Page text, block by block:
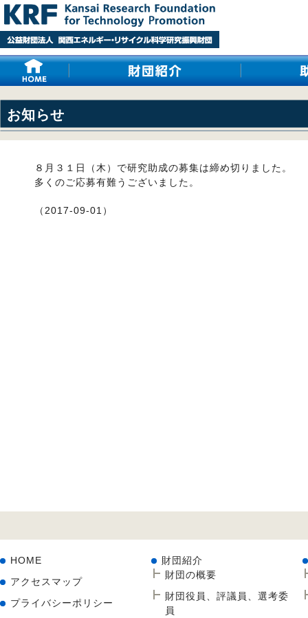
お知らせ
８月３１日（木）で研究助成の募集は締め切りました。
多くのご応募有難うございました。
（2017-09-01）
HOME
アクセスマップ
プライバシーポリシー
財団紹介
財団の概要
財団役員、評議員、選考委
員